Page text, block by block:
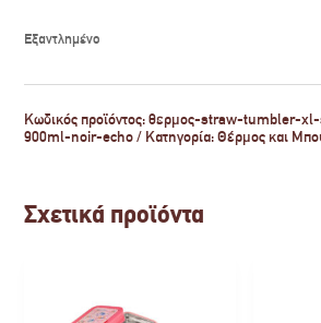
Εξαντλημένο
Κωδικός προϊόντος:θερμος-straw-tumbler-
900ml-noir-echo
Κατηγορία:Θέρμος και
Σχετικά προϊόντα